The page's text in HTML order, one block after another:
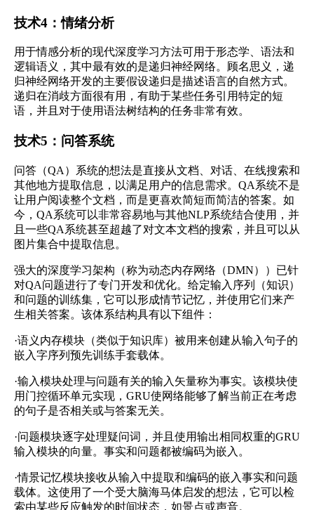
技术4：情绪分析
用于情感分析的现代深度学习方法可用于形态学、语法和
逻辑语义，其中最有效的是递归神经网络。顾名思义，递
归神经网络开发的主要假设递归是描述语言的自然方式。
递归在消歧方面很有用，有助于某些任务引用特定的短
语，并且对于使用语法树结构的任务非常有效。
技术5：问答系统
问答（QA）系统的想法是直接从文档、对话、在线搜索和
其他地方提取信息，以满足用户的信息需求。QA系统不是
让用户阅读整个文档，而是更喜欢简短而简洁的答案。如
今，QA系统可以非常容易地与其他NLP系统结合使用，并
且一些QA系统甚至超越了对文本文档的搜索，并且可以从
图片集合中提取信息。
强大的深度学习架构（称为动态内存网络（DMN））已针
对QA问题进行了专门开发和优化。给定输入序列（知识）
和问题的训练集，它可以形成情节记忆，并使用它们来产
生相关答案。该体系结构具有以下组件：
·语义内存模块（类似于知识库）被用来创建从输入句子的
嵌入字序列预先训练手套载体。
·输入模块处理与问题有关的输入矢量称为事实。该模块使
用门控循环单元实现，GRU使网络能够了解当前正在考虑
的句子是否相关或与答案无关。
·问题模块逐字处理疑问词，并且使用输出相同权重的GRU
输入模块的向量。事实和问题都被编码为嵌入。
·情景记忆模块接收从输入中提取和编码的嵌入事实和问题
载体。这使用了一个受大脑海马体启发的想法，它可以检
索由某些反应触发的时间状态，如景点或声音。